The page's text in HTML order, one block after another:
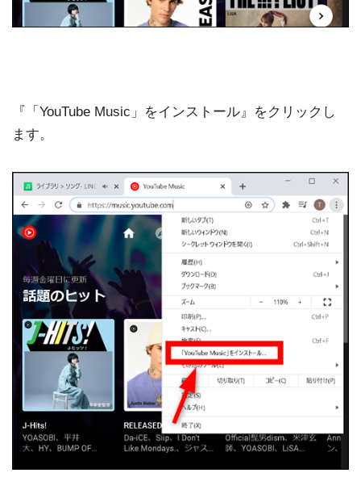
『「YouTube Music」をインストール』をクリックし
ます。